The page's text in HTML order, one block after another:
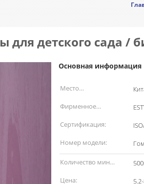
для детского сада /
Основная информация
Место
происхождения:
Фирменное
наименование:
Сертификация:
Номер модели:
Количество мин
заказа:
Цена: